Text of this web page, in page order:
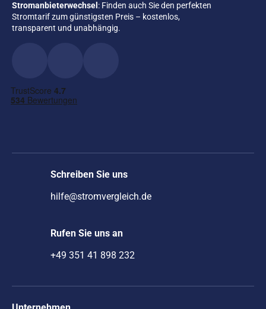
Stromanbieterwechsel : Finden auch Sie den perfekten
Stromtarif zum günstigsten Preis – kostenlos,
transparent und unabhängig.
Schreiben Sie uns
hilfe@stromvergleich.de
Rufen Sie uns an
+49 351 41 898 232